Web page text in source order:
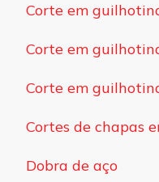
Corte em
Corte em
Corte em
Cortes de chapas
Dobra de aço